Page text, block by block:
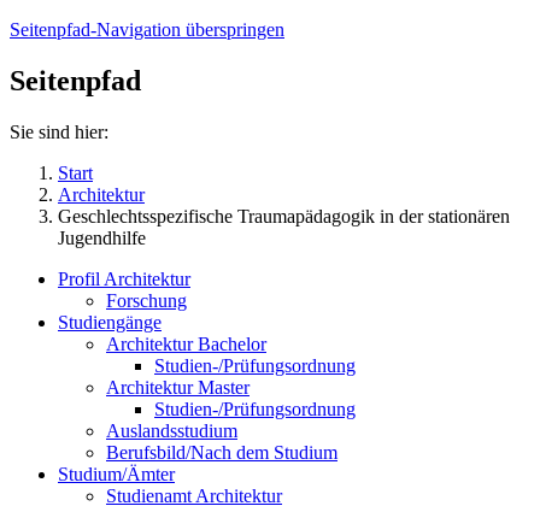
Seitenpfad-Navigation überspringen
Seitenpfad
Sie sind hier:
Start
Architektur
Geschlechtsspezifische Traumapädagogik in der stationären
Jugendhilfe
Profil Architektur
Forschung
Studiengänge
Architektur Bachelor
Studien-/Prüfungsordnung
Architektur Master
Studien-/Prüfungsordnung
Auslandsstudium
Berufsbild/Nach dem Studium
Studium/Ämter
Studienamt Architektur